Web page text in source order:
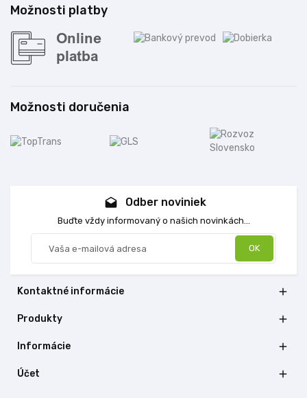
Možnosti platby
Možnosti doručenia
drafts Odber noviniek
Buďte vždy informovaný o našich novinkách...
Kontaktné informácie 
Produkty 
Informácie 
Účet 